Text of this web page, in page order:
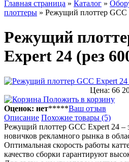
Главная страница » Каталог »
плоттеры » Режущий плоттер GCC
Режущий
Expert 24 (рез
Цена: 66
Положить в корзину
Оценок: нет*****Ваш отзыв
Описание Похожие товары (5)
Режущий плоттер GCC Expert 24 –
новичков рекламного рынка в
Оптимальная скорость работы
качество сборки гарантируют